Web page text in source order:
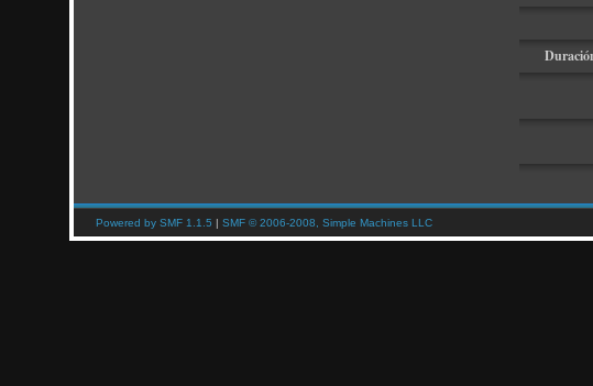
Powered by SMF 1.1.5 |SMF © 2006-2008, Simple Machines LLC